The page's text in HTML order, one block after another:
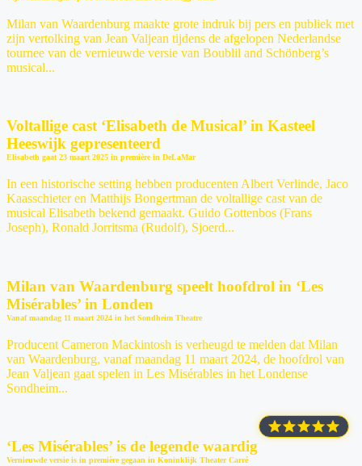
Milan van Waardenburg maakte grote indruk bij pers en publiek met
zijn vertolking van Jean Valjean tijdens de afgelopen Nederlandse
tournee van de vernieuwde versie van Boublil and Schönberg’s
musical...
Voltallige cast ‘Elisabeth de Musical’ in Kasteel
Heeswijk gepresenteerd
Elisabeth gaat 23 maart 2025 in première in DeLaMar
In een historische setting hebben producenten Albert Verlinde, Jaco
Kaasschieter en Matthijs Bongertman de voltallige cast van de
musical Elisabeth bekend gemaakt. Guido Gottenbos (Frans
Joseph), Ronald Jorritsma (Rudolf), Sjoerd...
Milan van Waardenburg speelt hoofdrol in ‘Les
Misérables’ in Londen
Vanaf maandag 11 maart 2024 in het Sondheim Theatre
Producent Cameron Mackintosh is verheugd te melden dat Milan
van Waardenburg, vanaf maandag 11 maart 2024, de hoofdrol van
Jean Valjean gaat spelen in Les Misérables in het Londense
Sondheim...
‘Les Misérables’ is de legende waardig
Vernieuwde versie is in première gegaan in Koninklijk Theater Carré